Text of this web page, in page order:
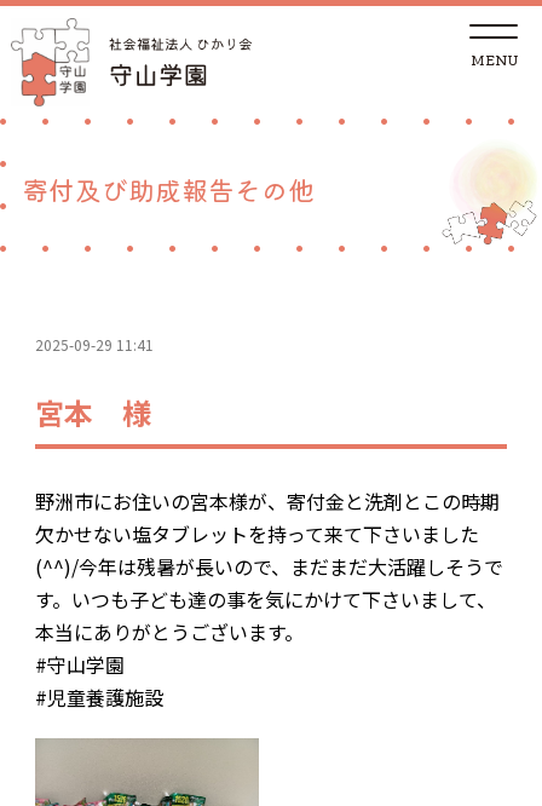
t
g
g
a
トップページ
児童養護施設
ご支援
採用情報
お問合わせ
寄付及び助成報告その他
2025-09-29 11:41
宮本 様
野洲市にお住いの宮本様が、寄付金と洗剤とこの時期
欠かせない塩タブレットを持って来て下さいました
(^^)/今年は残暑が長いので、まだまだ大活躍しそうで
す。いつも子ども達の事を気にかけて下さいまして、
本当にありがとうございます。
#守山学園
#児童養護施設